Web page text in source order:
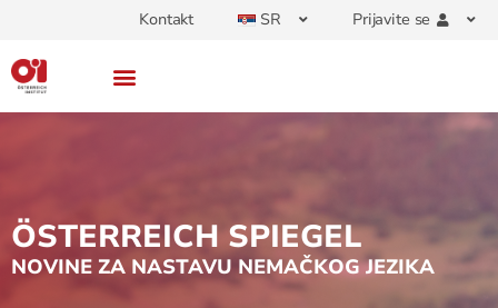
Kontakt SR Prijavite se
ÖSTERREICH SPIEGEL
NOVINE ZA NASTAVU NEMAČKOG JEZIKA